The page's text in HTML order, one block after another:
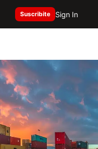
Suscribite Sign In